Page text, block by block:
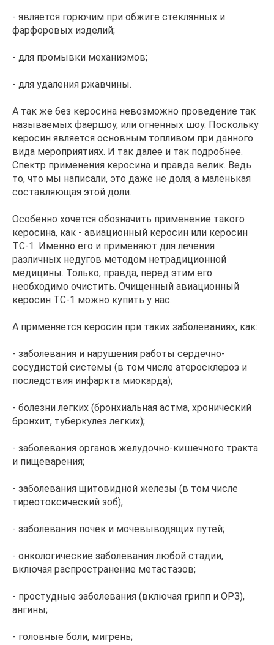
- является горючим при обжиге стеклянных и
фарфоровых изделий;
- для промывки механизмов;
- для удаления ржавчины.
А так же без керосина невозможно проведение так
называемых фаершоу, или огненных шоу. Поскольку
керосин является основным топливом при данного
вида мероприятиях. И так далее и так подробнее.
Спектр применения керосина и правда велик. Ведь
то, что мы написали, это даже не доля, а маленькая
составляющая этой доли.
Особенно хочется обозначить применение такого
керосина, как - авиационный керосин или керосин
ТС-1. Именно его и применяют для лечения
различных недугов методом нетрадиционной
медицины. Только, правда, перед этим его
необходимо очистить. Очищенный авиационный
керосин ТС-1 можно купить у нас.
А применяется керосин при таких заболеваниях, как:
- заболевания и нарушения работы сердечно-
сосудистой системы (в том числе атеросклероз и
последствия инфаркта миокарда);
- болезни легких (бронхиальная астма, хронический
бронхит, туберкулез легких);
- заболевания органов желудочно-кишечного тракта
и пищеварения;
- заболевания щитовидной железы (в том числе
тиреотоксический зоб);
- заболевания почек и мочевыводящих путей;
- онкологические заболевания любой стадии,
включая распространение метастазов;
- простудные заболевания (включая грипп и ОРЗ),
ангины;
- головные боли, мигрень;